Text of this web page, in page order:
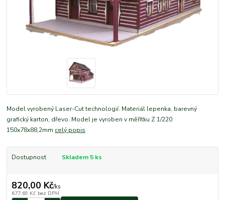
Model vyrobený Laser-Cut technologií. Materiál lepenka, barevný
grafický karton, dřevo. Model je vyroben v měřítku Z 1/220
150x78x88,2mm celý popis
Dostupnost Skladem 5 ks
820,00 Kč/ks
677,69 Kč bez DPH